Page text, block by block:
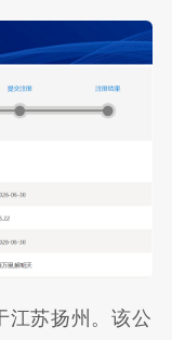
江苏扬州。该公